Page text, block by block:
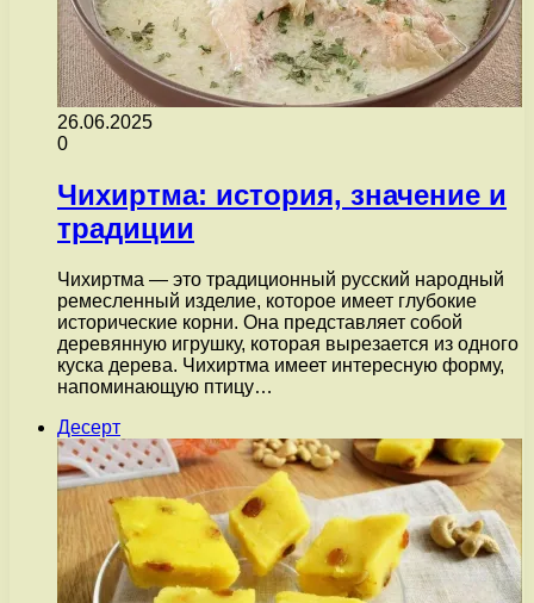
26.06.2025
0
Чихиртма: история, значение и
традиции
Чихиртма — это традиционный русский народный
ремесленный изделие, которое имеет глубокие
исторические корни. Она представляет собой
деревянную игрушку, которая вырезается из одного
куска дерева. Чихиртма имеет интересную форму,
напоминающую птицу…
Десерт